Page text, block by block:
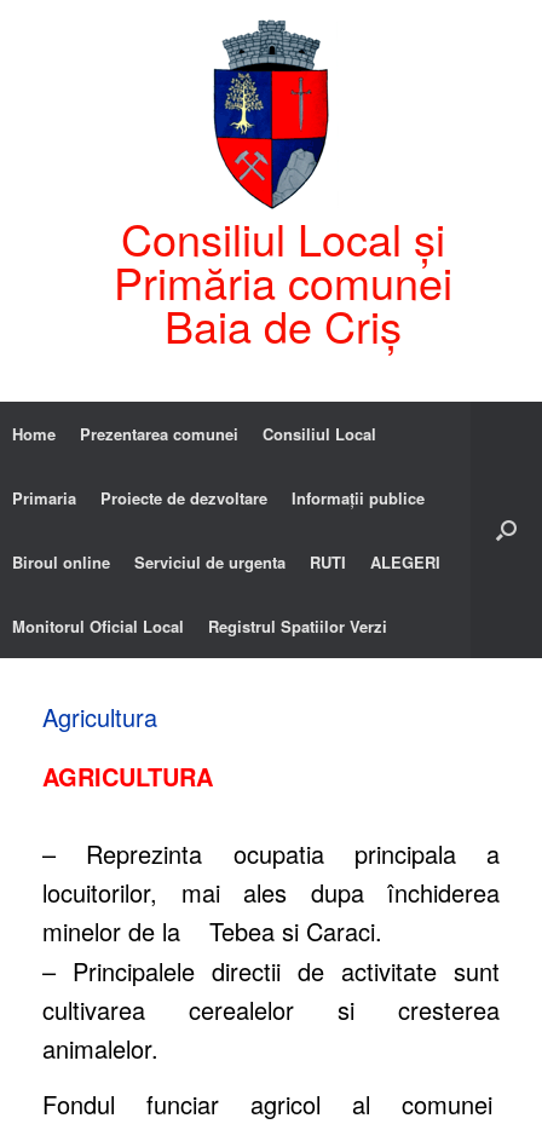
Consiliul Local și
Primăria comunei
Baia de Criș
Home Prezentarea comunei Consiliul Local
Primaria Proiecte de dezvoltare Informații publice
Biroul online Serviciul de urgenta RUTI ALEGERI
Monitorul Oficial Local Registrul Spatiilor Verzi
Agricultura
AGRICULTURA
– Reprezinta ocupatia principala a
locuitorilor, mai ales dupa închiderea
minelor de la Tebea si Caraci.
– Principalele directii de activitate sunt
cultivarea cerealelor si cresterea
animalelor.
Fondul funciar agricol al comunei